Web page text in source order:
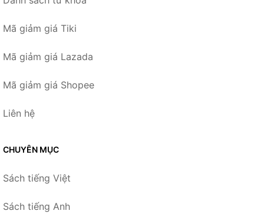
Mã giảm giá Tiki
Mã giảm giá Lazada
Mã giảm giá Shopee
Liên hệ
CHUYÊN MỤC
Sách tiếng Việt
Sách tiếng Anh